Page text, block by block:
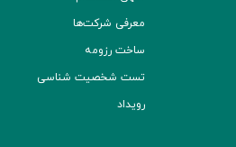
معرفی شرکت‌ها
ساخت رزومه
تست شخصیت شناسی
رویداد